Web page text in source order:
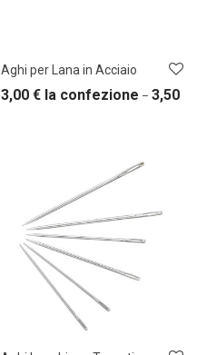
Aghi per Lana in Acciaio
3,00 € la confezione – 3,50